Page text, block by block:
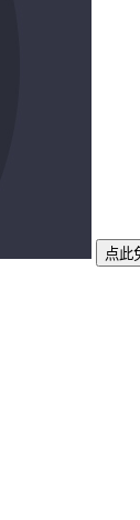
点此